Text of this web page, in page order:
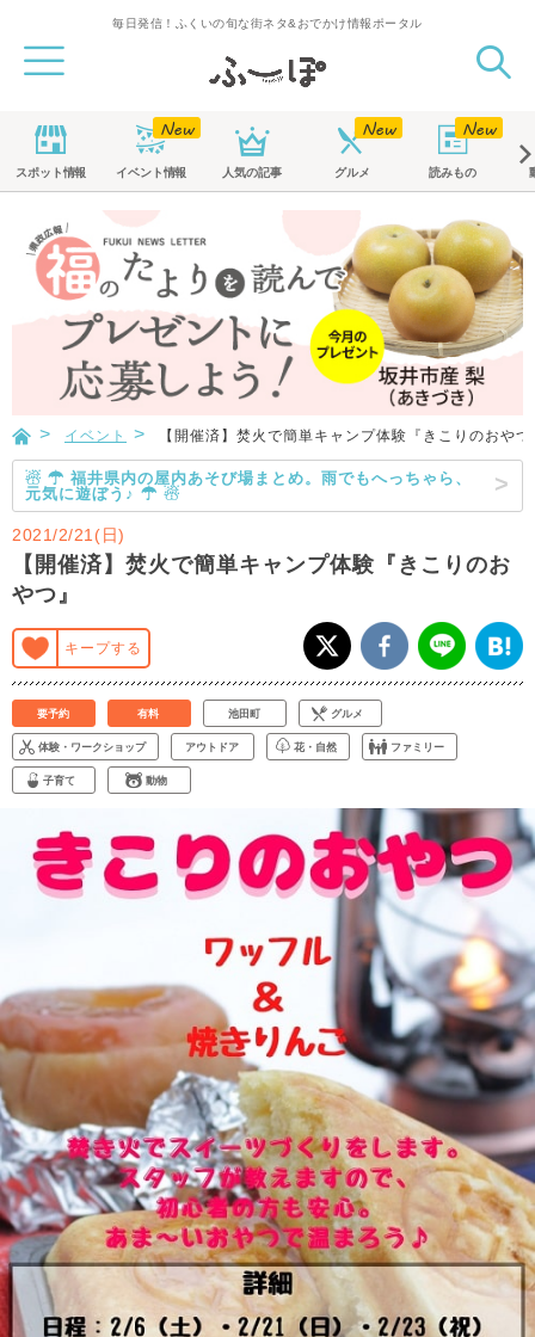
毎日発信！ふくいの旬な街ネタ&おでかけ情報ポータル
スポット情報 イベント情報 人気の記事 グルメ 読みもの
イベント 【開催済】焚火で簡単キャンプ体験『きこりのおやつ
☃ ☂ 福井県内の屋内あそび場まとめ。雨でもへっちゃら、
元気に遊ぼう♪ ☂ ☃
2021/2/21(日)
【開催済】焚火で簡単キャンプ体験『きこりのお
やつ』
キープする
要予約 有料 池田町 グルメ
体験・ワークショップ アウトドア 花・自然 ファミリー
子育て 動物